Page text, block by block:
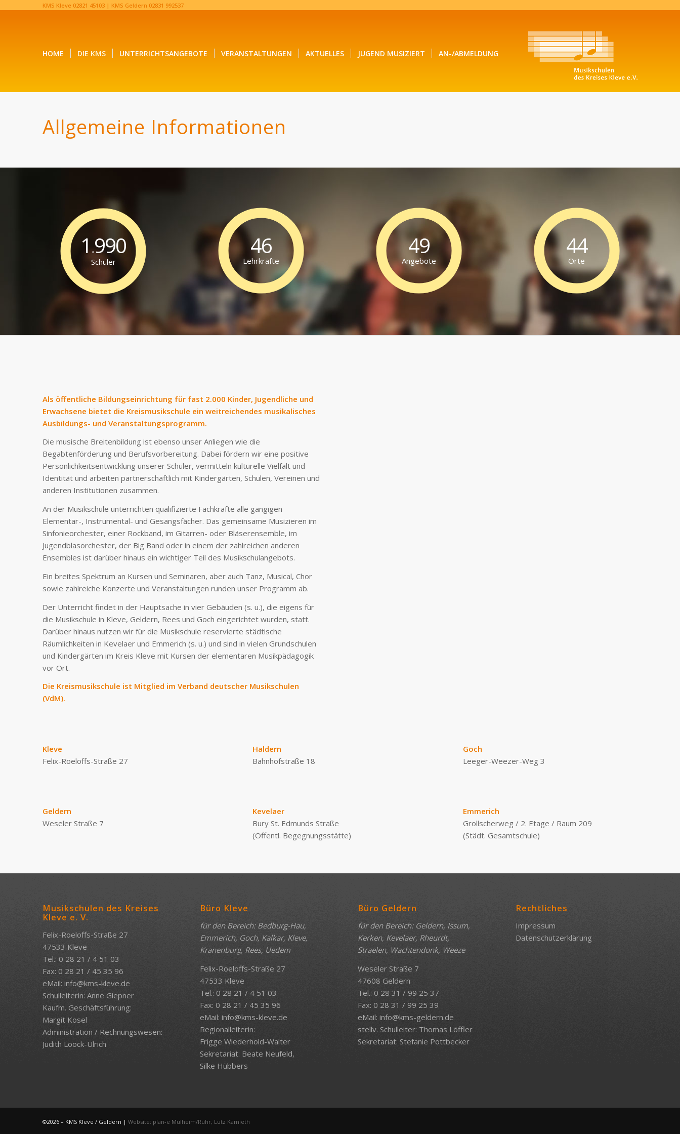
KMS Kleve 02821 45103‬| KMS Geldern 02831 992537‬
HOME DIE KMS UNTERRICHTSANGEBOTE VERANSTALTUNGEN AKTUELLES JUGEND MUSIZIERT AN-/ABMELDUNG
Allgemeine Informationen
1.990
Schüler
46
Lehrkräfte
49
Angebote
44
Orte
Als öffentliche Bildungseinrichtung für fast 2.000 Kinder, Jugendliche und
Erwachsene bietet die Kreismusikschule ein weitreichendes musikalisches
Ausbildungs- und Veranstaltungsprogramm.
Die musische Breitenbildung ist ebenso unser Anliegen wie die
Begabtenförderung und Berufsvorbereitung. Dabei fördern wir eine positive
Persönlichkeitsentwicklung unserer Schüler, vermitteln kulturelle Vielfalt und
Identität und arbeiten partnerschaftlich mit Kindergärten, Schulen, Vereinen und
anderen Institutionen zusammen.
An der Musikschule unterrichten qualifizierte Fachkräfte alle gängigen
Elementar-, Instrumental- und Gesangsfächer. Das gemeinsame Musizieren im
Sinfonieorchester, einer Rockband, im Gitarren- oder Bläserensemble, im
Jugendblasorchester, der Big Band oder in einem der zahlreichen anderen
Ensembles ist darüber hinaus ein wichtiger Teil des Musikschulangebots.
Ein breites Spektrum an Kursen und Seminaren, aber auch Tanz, Musical, Chor
sowie zahlreiche Konzerte und Veranstaltungen runden unser Programm ab.
Der Unterricht findet in der Hauptsache in vier Gebäuden (s. u.), die eigens für
die Musikschule in Kleve, Geldern, Rees und Goch eingerichtet wurden, statt.
Darüber hinaus nutzen wir für die Musikschule reservierte städtische
Räumlichkeiten in Kevelaer und Emmerich (s. u.) und sind in vielen Grundschulen
und Kindergärten im Kreis Kleve mit Kursen der elementaren Musikpädagogik
vor Ort.
Die Kreismusikschule ist Mitglied im Verband deutscher Musikschulen
(VdM).
Kleve
Felix-Roeloffs-Straße 27
Haldern
Bahnhofstraße 18
Goch
Leeger-Weezer-Weg 3
Geldern
Weseler Straße 7
Kevelaer
Bury St. Edmunds Straße
(Öffentl. Begegnungsstätte)
Emmerich
Grollscherweg / 2. Etage / Raum 209
(Städt. Gesamtschule)
Musikschulen des Kreises
Kleve e. V.
Felix-Roeloffs-Straße 27
47533 Kleve
Tel.: 0 28 21 / 4 51 03
Fax: 0 28 21 / 45 35 96
eMail: info@kms-kleve.de
Schulleiterin: Anne Giepner
Kaufm. Geschäftsführung:
Margit Kosel
Administration / Rechnungswesen:
Judith Loock-Ulrich
Büro Kleve
für den Bereich: Bedburg-Hau,
Emmerich, Goch, Kalkar, Kleve,
Kranenburg, Rees, Uedem
Felix-Roeloffs-Straße 27
47533 Kleve
Tel.: 0 28 21 / 4 51 03
Fax: 0 28 21 / 45 35 96
eMail:info@kms-kleve.de
Regionalleiterin:
Frigge Wiederhold-Walter
Sekretariat: Beate Neufeld,
Silke Hübbers
Büro Geldern
für den Bereich: Geldern, Issum,
Kerken, Kevelaer, Rheurdt,
Straelen, Wachtendonk, Weeze
Weseler Straße 7
47608 Geldern
Tel.: 0 28 31 / 99 25 37
Fax: 0 28 31 / 99 25 39
eMail:info@kms-geldern.de
stellv. Schulleiter: Thomas Löffler
Sekretariat: Stefanie Pottbecker
Rechtliches
Impressum
Datenschutzerklärung
©2026 – KMS Kleve / Geldern | Website: plan-e Mülheim/Ruhr, Lutz Kamieth